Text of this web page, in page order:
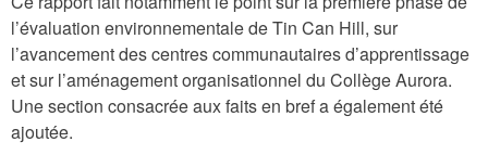
l’évaluation environnementale de Tin Can Hill, sur
l’avancement des centres communautaires d’apprentissage
et sur l’aménagement organisationnel du Collège Aurora.
Une section consacrée aux faits en bref a également été
ajoutée.